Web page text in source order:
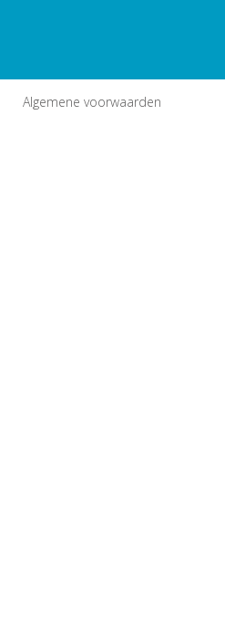
Algemene voorwaarden